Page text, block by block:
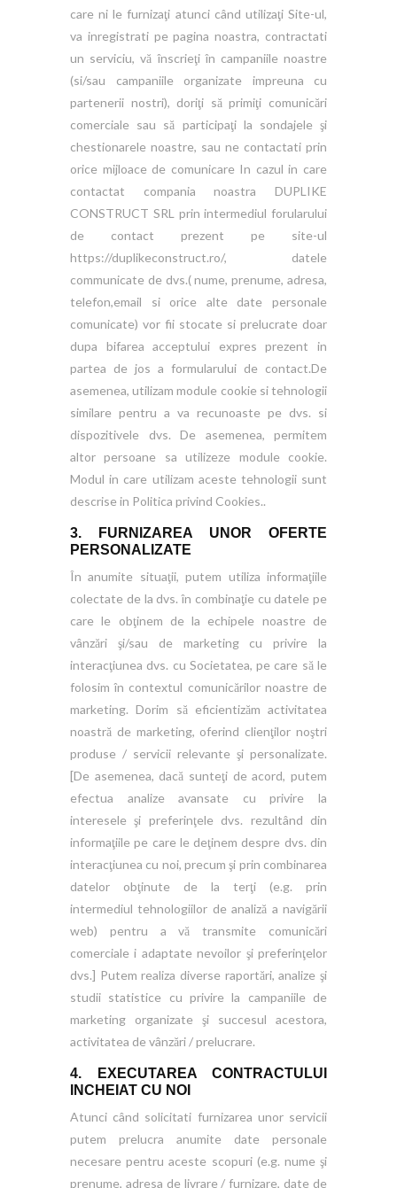
care ni le furnizaţi atunci când utilizaţi Site-ul,
va inregistrati pe pagina noastra, contractati
un serviciu, vă înscrieţi în campaniile noastre
(si/sau campaniile organizate impreuna cu
partenerii nostri), doriţi să primiţi comunicări
comerciale sau să participaţi la sondajele şi
chestionarele noastre, sau ne contactati prin
orice mijloace de comunicare In cazul in care
contactat compania noastra DUPLIKE
CONSTRUCT SRL prin intermediul forularului
de contact prezent pe site-ul
https://duplikeconstruct.ro/, datele
communicate de dvs.( nume, prenume, adresa,
telefon,email si orice alte date personale
comunicate) vor fii stocate si prelucrate doar
dupa bifarea acceptului expres prezent in
partea de jos a formularului de contact.De
asemenea, utilizam module cookie si tehnologii
similare pentru a va recunoaste pe dvs. si
dispozitivele dvs. De asemenea, permitem
altor persoane sa utilizeze module cookie.
Modul in care utilizam aceste tehnologii sunt
descrise in Politica privind Cookies..
3. FURNIZAREA UNOR OFERTE
PERSONALIZATE
În anumite situaţii, putem utiliza informaţiile
colectate de la dvs. în combinaţie cu datele pe
care le obţinem de la echipele noastre de
vânzări şi/sau de marketing cu privire la
interacţiunea dvs. cu Societatea, pe care să le
folosim în contextul comunicărilor noastre de
marketing. Dorim să eficientizăm activitatea
noastră de marketing, oferind clienţilor noştri
produse / servicii relevante şi personalizate.
[De asemenea, dacă sunteţi de acord, putem
efectua analize avansate cu privire la
interesele şi preferinţele dvs. rezultând din
informaţiile pe care le deţinem despre dvs. din
interacţiunea cu noi, precum şi prin combinarea
datelor obţinute de la terţi (e.g. prin
intermediul tehnologiilor de analiză a navigării
web) pentru a vă transmite comunicări
comerciale i adaptate nevoilor şi preferinţelor
dvs.] Putem realiza diverse raportări, analize şi
studii statistice cu privire la campaniile de
marketing organizate şi succesul acestora,
activitatea de vânzări / prelucrare.
4. EXECUTAREA CONTRACTULUI
INCHEIAT CU NOI
Atunci când solicitati furnizarea unor servicii
putem prelucra anumite date personale
necesare pentru aceste scopuri (e.g. nume şi
prenume, adresa de livrare / furnizare, date de